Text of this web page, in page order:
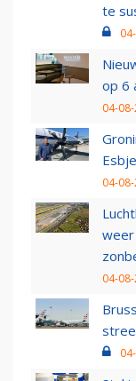
te
op 6
04-
04-
weer
04-